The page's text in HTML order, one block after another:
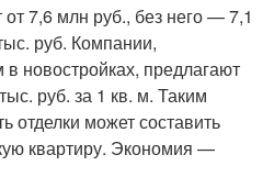
7,6 млн руб., без него — 7,1
руб. Компании,
новостройках, предлагают
руб. за 1 кв. м. Таким
отделки может составить
квартиру. Экономия —